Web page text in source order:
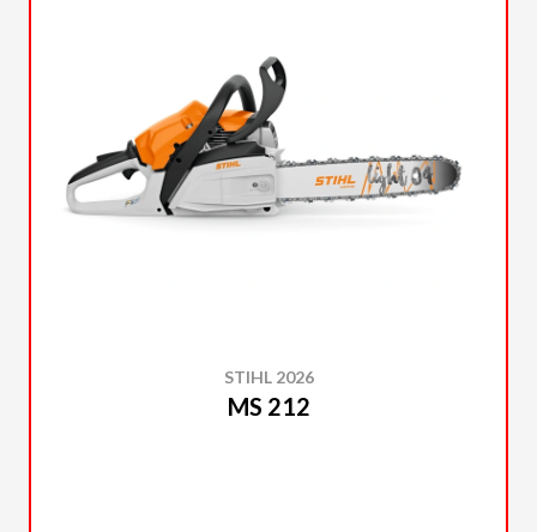
STIHL 2026
MS 212